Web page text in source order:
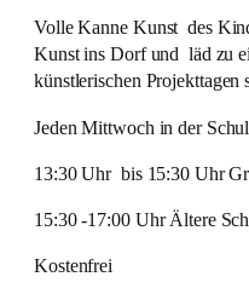
Volle Kanne Kunst des
Kunst ins Dorf und läd zu
künstlerischen Projekttagen
Jeden Mittwoch in der
13:30 Uhr bis 15:30 Uhr
15:30 -17:00 Uhr Ältere
Kostenfrei